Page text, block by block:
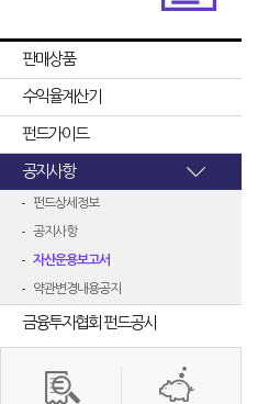
판매상품
수익율계산기
펀드가이드
공지사항
펀드상세정보
공지사항
자산운용보고서
약관변경내용공지
금융투자협회 펀드공시